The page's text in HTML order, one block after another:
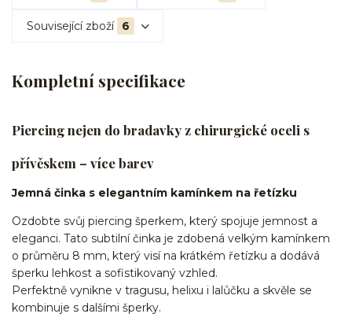
Související zboží 6
Kompletní specifikace
Piercing nejen do bradavky z chirurgické oceli s
přívěskem – více barev
Jemná činka s elegantním kamínkem na řetízku
Ozdobte svůj piercing šperkem, který spojuje jemnost a
eleganci. Tato subtilní činka je zdobená velkým kamínkem
o průměru 8 mm, který visí na krátkém řetízku a dodává
šperku lehkost a sofistikovaný vzhled.
Perfektně vynikne v tragusu, helixu i lalůčku a skvěle se
kombinuje s dalšími šperky.